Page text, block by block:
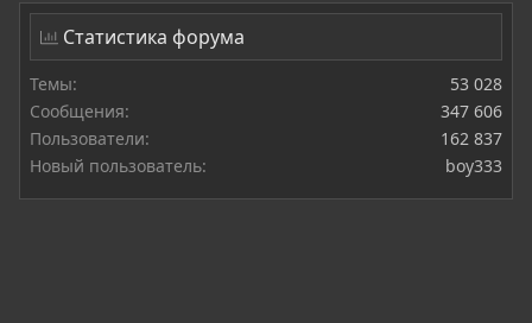
Статистика форума
Темы
53 028
Сообщения
347 606
Пользователи
162 837
Новый пользователь
boy333